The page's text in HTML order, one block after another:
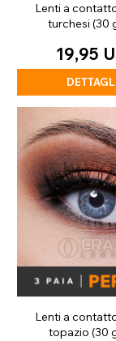
Lenti a
turchesi (30
19,95
Lenti a
topazio (30